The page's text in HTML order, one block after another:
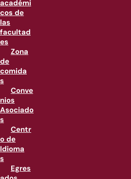
académi
cos de
las
facultad
es
Zona
de
comida
s
Conve
nios
Asociado
s
Centr
o de
Idioma
s
Egres